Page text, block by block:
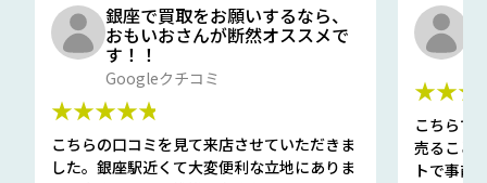
銀座で買取をお願いするなら、
おもいおさんが断然オススメで
す！！
Googleクチコミ
★★★★★
こちらの口コミを見て来店させていただきま
した。銀座駅近くて大変便利な立地にありま
こちらで
売ること
トで事前